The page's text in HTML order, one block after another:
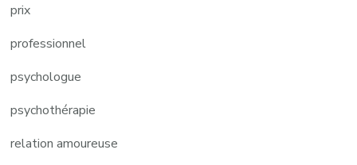
prix
professionnel
psychologue
psychothérapie
relation amoureuse